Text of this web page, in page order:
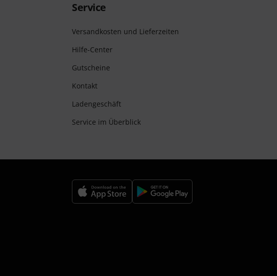
Service
Versandkosten und Lieferzeiten
Hilfe-Center
Gutscheine
Kontakt
Ladengeschäft
Service im Überblick